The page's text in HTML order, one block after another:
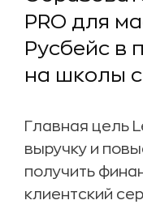
PRO для
Русбейс в
на школы
Главная цель
выручку и
получить
клиентский